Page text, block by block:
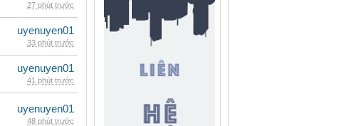
27 phút trước
uyenuyen01
33 phút trước
uyenuyen01
41 phút trước
uyenuyen01
48 phút trước